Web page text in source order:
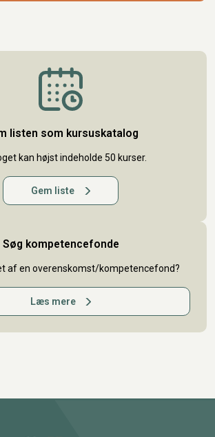
listen som kursuskatalog
kan højst indeholde 50 kurser.
Gem liste
Søg kompetencefonde
af en overenskomst/kompetencefond?
Læs mere